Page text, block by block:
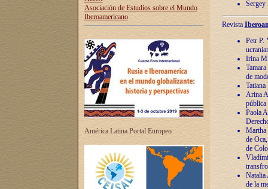
Asociación de Estudios sobre el Mundo
Iberoamericano
América Latina Portal Europeo
Sergey
Revista
Petr P.
Irina
de
Arina
pública
Paola
Martha
de
de
Natalia
de la